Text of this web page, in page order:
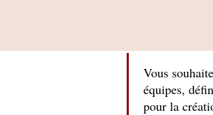
Vous
équipes,
pour la